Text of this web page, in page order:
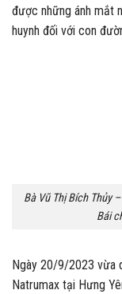
được những ánh mắt
huynh đối với con
Bà Vũ Thị Bích Thủy
Bái
Ngày 20/9/2023 vừa
Natrumax tại Hưng